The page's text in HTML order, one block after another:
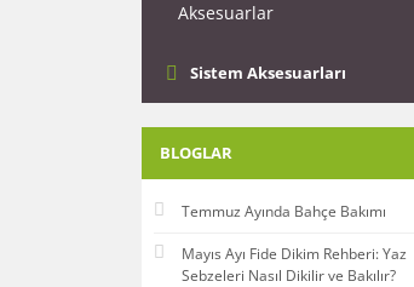
Aksesuarlar
Sistem Aksesuarları
BLOGLAR
Temmuz Ayında Bahçe Bakımı
Mayıs Ayı Fide Dikim Rehberi: Yaz
Sebzeleri Nasıl Dikilir ve Bakılır?